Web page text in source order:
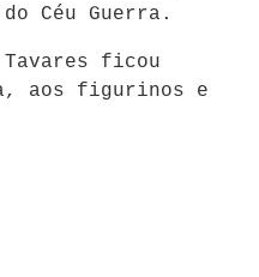
Céu Guerra.
ficou
aos figurinos e